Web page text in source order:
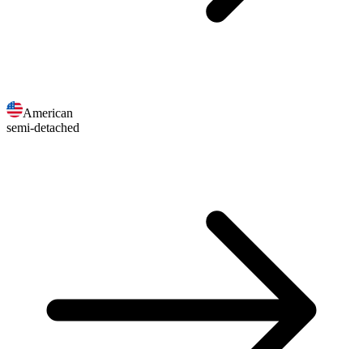
American
semi-detached